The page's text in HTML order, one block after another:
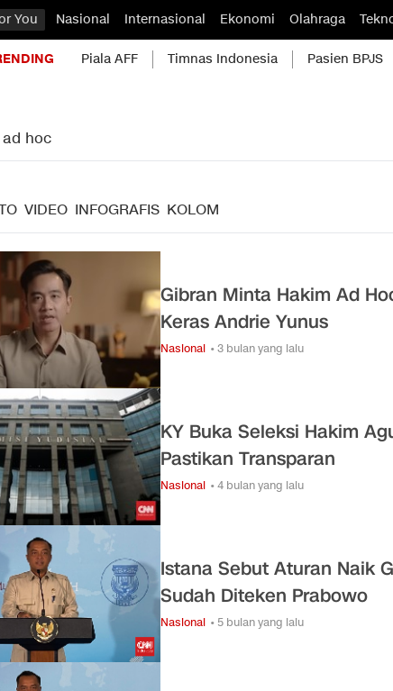
You Nasional Internasional Ekonomi Olahraga
Piala AFF Timnas Indonesia Pasien BPJS
hoc
VIDEO INFOGRAFIS KOLOM
Gibran Minta Hakim Ad
Keras Andrie Yunus
Nasional • 3 bulan yang lalu
KY Buka Seleksi Hakim
Pastikan Transparan
Nasional • 4 bulan yang lalu
Istana Sebut Aturan Naik
Sudah Diteken Prabowo
Nasional • 5 bulan yang lalu